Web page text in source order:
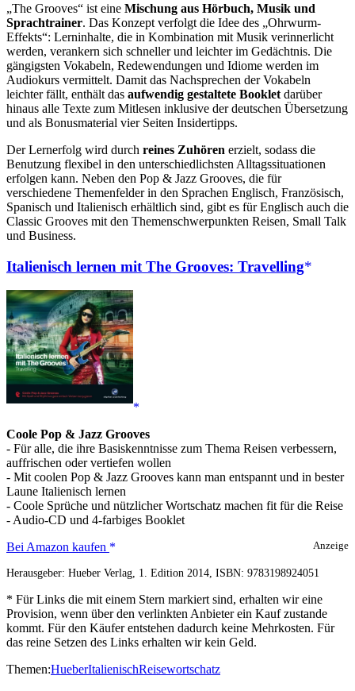
„The Grooves“ ist eine Mischung aus Hörbuch, Musik und
Sprachtrainer. Das Konzept verfolgt die Idee des „Ohrwurm-
Effekts“: Lerninhalte, die in Kombination mit Musik verinnerlicht
werden, verankern sich schneller und leichter im Gedächtnis. Die
gängigsten Vokabeln, Redewendungen und Idiome werden im
Audiokurs vermittelt. Damit das Nachsprechen der Vokabeln
leichter fällt, enthält das aufwendig gestaltete Booklet darüber
hinaus alle Texte zum Mitlesen inklusive der deutschen Übersetzung
und als Bonusmaterial vier Seiten Insidertipps.
Der Lernerfolg wird durch reines Zuhören erzielt, sodass die
Benutzung flexibel in den unterschiedlichsten Alltagssituationen
erfolgen kann. Neben den Pop & Jazz Grooves, die für
verschiedene Themenfelder in den Sprachen Englisch, Französisch,
Spanisch und Italienisch erhältlich sind, gibt es für Englisch auch die
Classic Grooves mit den Themenschwerpunkten Reisen, Small Talk
und Business.
Italienisch lernen mit The Grooves: Travelling
Coole Pop & Jazz Grooves
- Für alle, die ihre Basiskenntnisse zum Thema Reisen verbessern,
auffrischen oder vertiefen wollen
- Mit coolen Pop & Jazz Grooves kann man entspannt und in bester
Laune Italienisch lernen
- Coole Sprüche und nützlicher Wortschatz machen fit für die Reise
- Audio-CD und 4-farbiges Booklet
Anzeige
Italienisch
mit
Grooves:
Travelling
Bei Amazon kaufen
Herausgeber: Hueber Verlag, 1. Edition 2014, ISBN: 9783198924051
* Für Links die mit einem Stern markiert sind, erhalten wir eine
Provision, wenn über den verlinkten Anbieter ein Kauf zustande
kommt. Für den Käufer entstehen dadurch keine Mehrkosten. Für
das reine Setzen des Links erhalten wir kein Geld.
Themen:HueberItalienischReisewortschatz